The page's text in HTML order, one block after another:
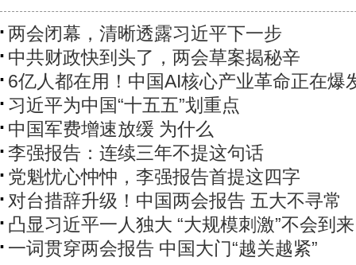
两会闭幕，清晰透露习近平下一步
中共财政快到头了，两会草案揭秘辛
6亿人都在用！中国AI核心产业革命正在爆
习近平为中国“十五五”划重点
中国军费增速放缓 为什么
李强报告：连续三年不提这句话
党魁忧心忡忡，李强报告首提这四字
对台措辞升级！中国两会报告 五大不寻常
凸显习近平一人独大 “大规模刺激”不会到来
一词贯穿两会报告 中国大门“越关越紧”